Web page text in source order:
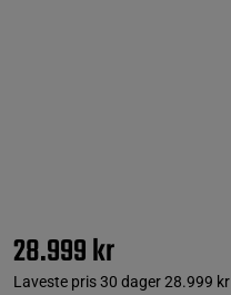
28.999 kr
Laveste pris 30 dager28.999 kr